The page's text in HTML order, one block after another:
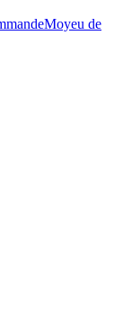
Moyeu de